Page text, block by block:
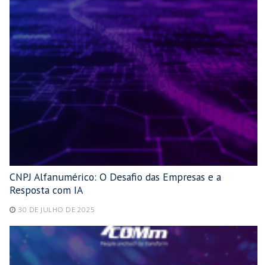
CNPJ Alfanumérico: O Desafio das Empresas e a
Resposta com IA
30 DE JULHO DE 2025